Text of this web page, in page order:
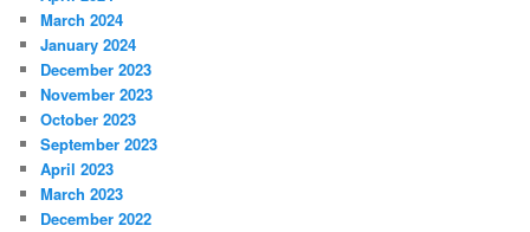
March 2024
January 2024
December 2023
November 2023
October 2023
September 2023
April 2023
March 2023
December 2022